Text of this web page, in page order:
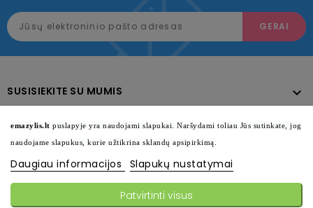
SUSISIEKITE SU MUMIS 

INFORMACIJA
SEKITE MUS
emazylis.lt puslapyje yra naudojami slapukai. Naršydami toliau Jūs sutinkate, jog
naudojame slapukus, kurie užtikrina sklandų apsipirkimą.
Daugiau informacijos Slapukų nustatymai
Patvirtinti visus